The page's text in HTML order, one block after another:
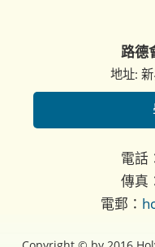
路德
地址:
電話
傳真
電郵：